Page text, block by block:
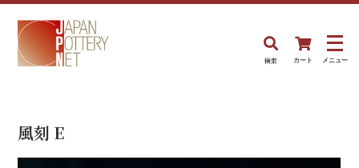
検索 カート メニュー
風刻 E